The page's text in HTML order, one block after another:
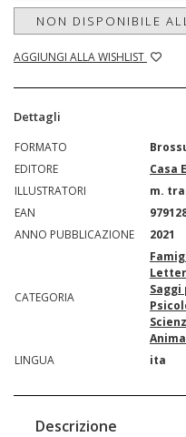
NON DISPONIBILE
AGGIUNGI ALLA WISHLIST
Dettagli
FORMATO
EDITORE
Casa
ILLUSTRATORI
m.
EAN
ANNO PUBBLICAZIONE
2021
CATEGORIA
LINGUA
ita
Descrizione